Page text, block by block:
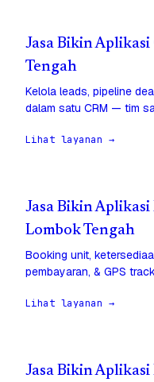
Jasa Bikin
Tengah
Kelola leads, pipeline
dalam satu CRM — tim
Lihat layanan →
Jasa Bikin
Lombok Tengah
Booking unit,
pembayaran, & GPS
Lihat layanan →
Jasa Bikin